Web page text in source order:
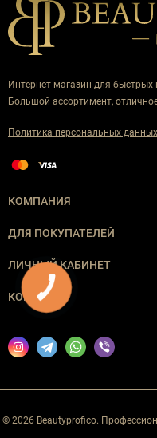
Интернет магазин для
Большой ассортимент,
Политика персональных данных
КОМПАНИЯ
ДЛЯ ПОКУПАТЕЛЕЙ
ЛИЧНЫЙ КАБИНЕТ
КОНТАКТЫ
© 2026 Beautyprofico.
КНОПКА
ЗВ'ЯЗКУ